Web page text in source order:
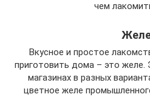
чем
Вкусное и простое
приготовить дома – это желе.
магазинах в разных
цветное желе